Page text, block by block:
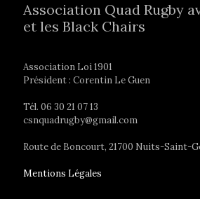
Association Quad Rugby
et les Black Chairs
Association Loi 1901
Président : Corentin Le Guen
Tél. 06 30 21 07 13
csnquadrugby@gmail.com
Route de Boncourt, 21700 Nuits-Saint-
Mentions Légales